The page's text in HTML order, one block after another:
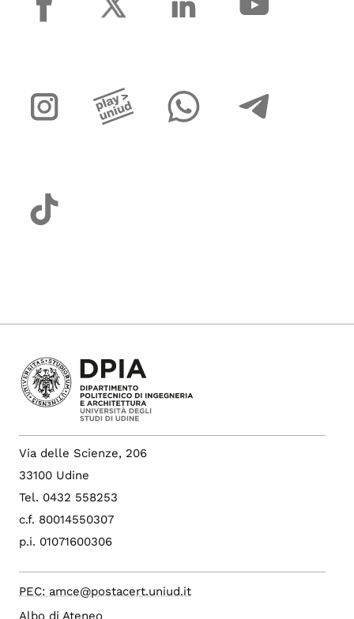
Via delle Scienze, 206
33100 Udine
Tel. 0432 558253
c.f. 80014550307
p.i. 01071600306
PEC: amce@postacert.uniud.it